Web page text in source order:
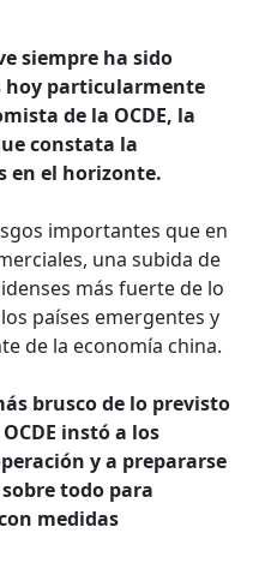
siempre ha sido
hoy particularmente
de la OCDE, la
constata la
en el horizonte.
importantes que en
una subida de
más fuerte de lo
países emergentes y
de la economía china.
brusco de lo previsto
instó a los
y a prepararse
todo para
medidas